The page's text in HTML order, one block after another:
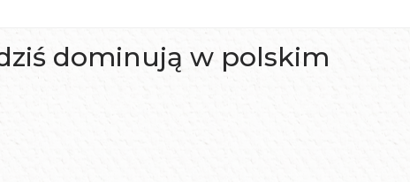
dominują w polskim